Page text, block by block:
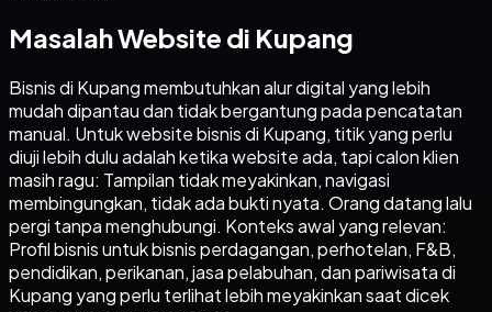
Masalah Website di Kupang
Bisnis di Kupang membutuhkan alur digital yang lebih
mudah dipantau dan tidak bergantung pada pencatatan
manual. Untuk website bisnis di Kupang, titik yang perlu
diuji lebih dulu adalah ketika website ada, tapi calon klien
masih ragu: Tampilan tidak meyakinkan, navigasi
membingungkan, tidak ada bukti nyata. Orang datang lalu
pergi tanpa menghubungi. Konteks awal yang relevan:
Profil bisnis untuk bisnis perdagangan, perhotelan, F&B,
pendidikan, perikanan, jasa pelabuhan, dan pariwisata di
Kupang yang perlu terlihat lebih meyakinkan saat dicek